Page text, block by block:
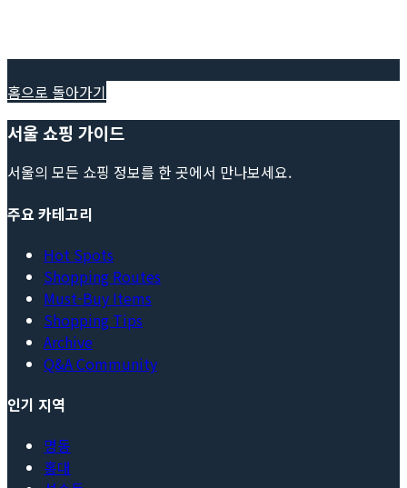
홈으로 돌아가기
서울 쇼핑 가이드
서울의 모든 쇼핑 정보를 한 곳에서 만나보세요.
주요 카테고리
Hot Spots
Shopping Routes
Must-Buy Items
Shopping Tips
Archive
Q&A Community
인기 지역
명동
홍대